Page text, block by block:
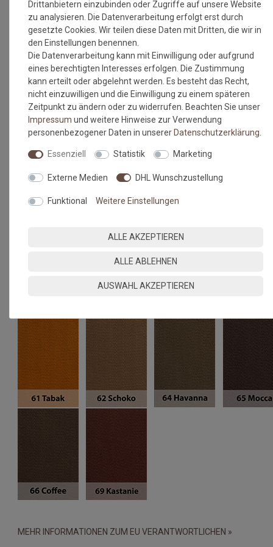
MEHR INFORMATIONEN ZUM EU VERANTWORTLICHEN »
Drittanbietern einzubinden oder Zugriffe auf unsere Website
zu analysieren. Die Datenverarbeitung erfolgt erst durch
gesetzte Cookies. Wir teilen diese Daten mit Dritten, die wir in
den Einstellungen benennen.
Die Datenverarbeitung kann mit Einwilligung oder aufgrund
eines berechtigten Interesses erfolgen. Die Zustimmung
kann erteilt oder abgelehnt werden. Es besteht das Recht,
nicht einzuwilligen und die Einwilligung zu einem späteren
Zeitpunkt zu ändern oder zu widerrufen. Beachten Sie unser
Impressum und weitere Hinweise zur Verwendung
personenbezogener Daten in unserer Daten­schutz­erklärung
Essenziell Statistik Marketing
Externe Medien DHL Wunschzustellung
Funktional Weitere Einstellungen
ALLE AKZEPTIEREN
ALLE ABLEHNEN
AUSWAHL AKZEPTIEREN